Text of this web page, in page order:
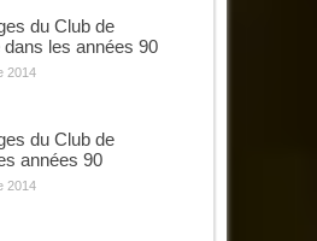
du Club de
dans les années 90
2014
du Club de
années 90
2014